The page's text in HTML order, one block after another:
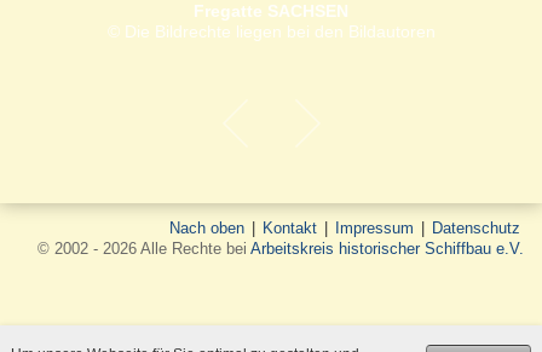
Fregatte SACHSEN
© Die Bildrechte liegen bei den Bildautoren
Nach oben Kontakt Impressum
Datenschutz
© 2002 - 2026 Alle Rechte bei Arbeitskreis historischer Schiffbau e.V.